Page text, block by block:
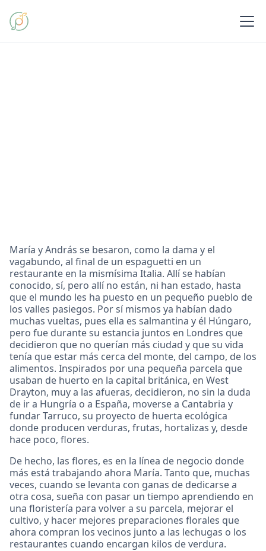
María y András se besaron, como la dama y el
vagabundo, al final de un espaguetti en un
restaurante en la mismísima Italia. Allí se habían
conocido, sí, pero allí no están, ni han estado, hasta
que el mundo les ha puesto en un pequeño pueblo de
los valles pasiegos. Por sí mismos ya habían dado
muchas vueltas, pues ella es salmantina y él Húngaro,
pero fue durante su estancia juntos en Londres que
decidieron que no querían más ciudad y que su vida
tenía que estar más cerca del monte, del campo, de los
alimentos. Inspirados por una pequeña parcela que
usaban de huerto en la capital británica, en West
Drayton, muy a las afueras, decidieron, no sin la duda
de ir a Hungría o a España, moverse a Cantabria y
fundar Tarruco, su proyecto de huerta ecológica
donde producen verduras, frutas, hortalizas y, desde
hace poco, flores.
De hecho, las flores, es en la línea de negocio donde
más está trabajando ahora María. Tanto que, muchas
veces, cuando se levanta con ganas de dedicarse a
otra cosa, sueña con pasar un tiempo aprendiendo en
una floristería para volver a su parcela, mejorar el
cultivo, y hacer mejores preparaciones florales que
ahora compran los vecinos junto a las lechugas o los
restaurantes cuando encargan kilos de verdura.